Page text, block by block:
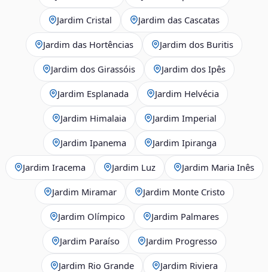
Jardim Cristal Jardim das Cascatas
Jardim das Hortências Jardim dos Buritis
Jardim dos Girassóis Jardim dos Ipês
Jardim Esplanada Jardim Helvécia
Jardim Himalaia Jardim Imperial
Jardim Ipanema Jardim Ipiranga
Jardim Iracema Jardim Luz Jardim Maria Inês
Jardim Miramar Jardim Monte Cristo
Jardim Olímpico Jardim Palmares
Jardim Paraíso Jardim Progresso
Jardim Rio Grande Jardim Riviera